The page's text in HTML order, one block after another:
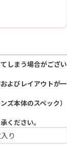
しまう場合がござい
よびレイアウトが一
ズ本体のスペック）
ください。
り